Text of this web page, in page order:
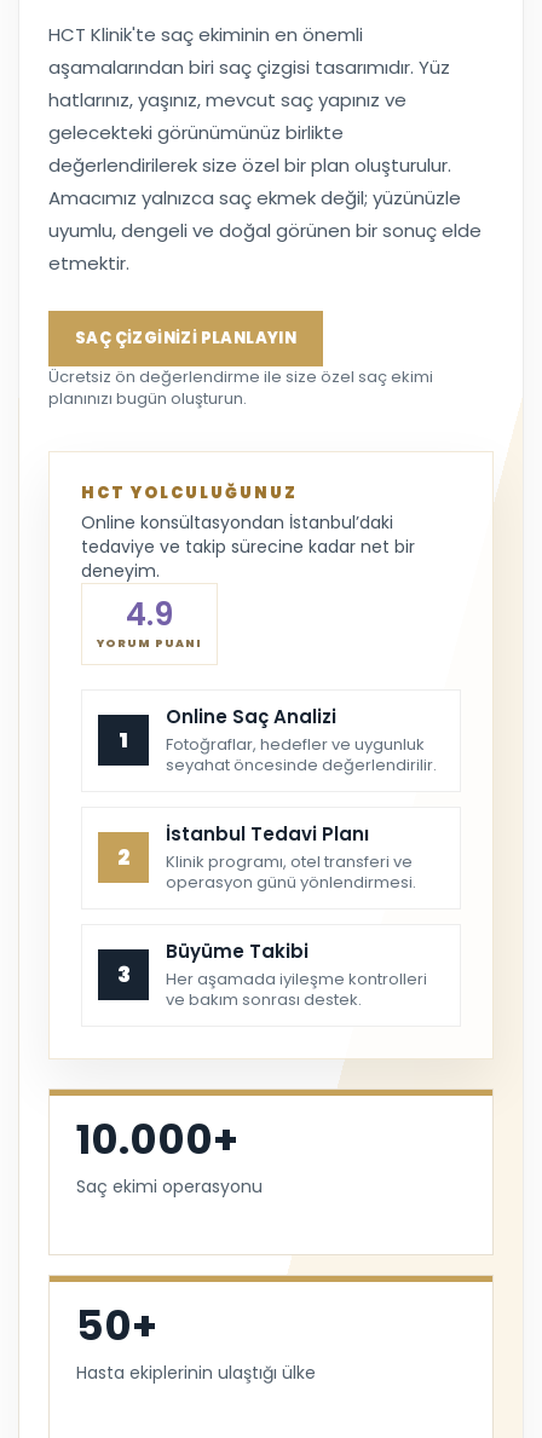
HCT Klinik'te saç ekiminin en önemli
aşamalarından biri saç çizgisi tasarımıdır. Yüz
hatlarınız, yaşınız, mevcut saç yapınız ve
gelecekteki görünümünüz birlikte
değerlendirilerek size özel bir plan oluşturulur.
Amacımız yalnızca saç ekmek değil; yüzünüzle
uyumlu, dengeli ve doğal görünen bir sonuç elde
etmektir.
SAÇ ÇİZGİNİZİ PLANLAYIN
Ücretsiz ön değerlendirme ile size özel saç ekimi
planınızı bugün oluşturun.
HCT YOLCULUĞUNUZ
Online konsültasyondan İstanbul’daki
tedaviye ve takip sürecine kadar net bir
deneyim.
4.9
YORUM PUANI
1
Online Saç Analizi
Fotoğraflar, hedefler ve uygunluk
seyahat öncesinde değerlendirilir.
2
İstanbul Tedavi Planı
Klinik programı, otel transferi ve
operasyon günü yönlendirmesi.
3
Büyüme Takibi
Her aşamada iyileşme kontrolleri
ve bakım sonrası destek.
10.000+
Saç ekimi operasyonu
50+
Hasta ekiplerinin ulaştığı ülke